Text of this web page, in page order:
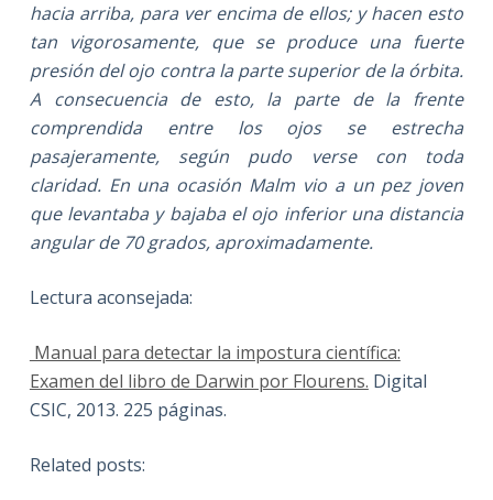
hacia arriba, para ver encima de ellos; y hacen esto
tan vigorosamente, que se produce una fuerte
presión del ojo contra la parte superior de la órbita.
A consecuencia de esto, la parte de la frente
comprendida entre los ojos se estrecha
pasajeramente, según pudo verse con toda
claridad. En una ocasión Malm vio a un pez joven
que levantaba y bajaba el ojo inferior una distancia
angular de 70 grados, aproximadamente.
Lectura aconsejada:
Manual para detectar la impostura científica:
Examen del libro de Darwin por Flourens. Digital
CSIC, 2013. 225 páginas.
Related posts: